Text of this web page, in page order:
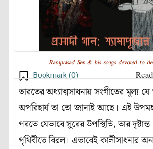
Ramprasad Sen & his songs devoted to
Bookmark (0)
ভারতের অধ‍্যাত্মসাধনায় সংগীতের মূল্য
অপরিহার্য তা তো জানাই আছে। এই
পরতে যেভাবে সুরের উপস্থিতি, তার
পৃথিবীতে বিরল। এভাবেই কালীসাধনার